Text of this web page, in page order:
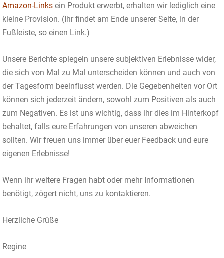
Amazon-Links ein Produkt erwerbt, erhalten wir lediglich eine
kleine Provision. (Ihr findet am Ende unserer Seite, in der
Fußleiste, so einen Link.)
Unsere Berichte spiegeln unsere subjektiven Erlebnisse wider,
die sich von Mal zu Mal unterscheiden können und auch von
der Tagesform beeinflusst werden. Die Gegebenheiten vor Ort
können sich jederzeit ändern, sowohl zum Positiven als auch
zum Negativen. Es ist uns wichtig, dass ihr dies im Hinterkopf
behaltet, falls eure Erfahrungen von unseren abweichen
sollten. Wir freuen uns immer über euer Feedback und eure
eigenen Erlebnisse!
Wenn ihr weitere Fragen habt oder mehr Informationen
benötigt, zögert nicht, uns zu kontaktieren.
Herzliche Grüße
Regine